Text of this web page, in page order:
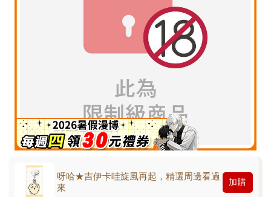
呀哈★吉伊卡哇旋風再起，精選周邊看過
來
加購